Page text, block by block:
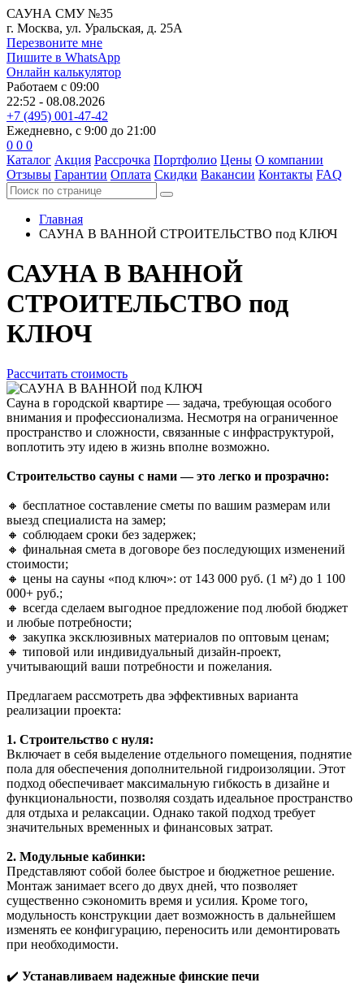
САУНА СМУ №35
г. Москва, ул. Уральская, д. 25А
Перезвоните мне
Пишите в WhatsApp
Онлайн калькулятор
Работаем с 09:00
22:52 - 08.08.2026
+7 (495) 001-47-42
Ежедневно, с 9:00 до 21:00
0 0 0
Каталог Акция Рассрочка Портфолио Цены О компании
Отзывы Гарантии Оплата Скидки Вакансии Контакты FAQ
Главная
САУНА В ВАННОЙ СТРОИТЕЛЬСТВО под КЛЮЧ
САУНА В ВАННОЙ
СТРОИТЕЛЬСТВО под
КЛЮЧ
Рассчитать стоимость
Сауна в городской квартире — задача, требующая особого
внимания и профессионализма. Несмотря на ограниченное
пространство и сложности, связанные с инфраструктурой,
воплотить эту идею в жизнь вполне возможно.
Строительство сауны с нами — это легко и прозрачно:
🔸 бесплатное составление сметы по вашим размерам или
выезд специалиста на замер;
🔸 соблюдаем сроки без задержек;
🔸 финальная смета в договоре без последующих изменений
стоимости;
🔸 цены на сауны «под ключ»: от 143 000 руб. (1 м²) до 1 100
000+ руб.;
🔸 всегда сделаем выгодное предложение под любой бюджет
и любые потребности;
🔸 закупка эксклюзивных материалов по оптовым ценам;
🔸 типовой или индивидуальный дизайн-проект,
учитывающий ваши потребности и пожелания.
Предлагаем рассмотреть два эффективных варианта
реализации проекта:
1. Строительство с нуля:
Включает в себя выделение отдельного помещения, поднятие
пола для обеспечения дополнительной гидроизоляции. Этот
подход обеспечивает максимальную гибкость в дизайне и
функциональности, позволяя создать идеальное пространство
для отдыха и релаксации. Однако такой подход требует
значительных временных и финансовых затрат.
2. Модульные кабинки:
Представляют собой более быстрое и бюджетное решение.
Монтаж занимает всего до двух дней, что позволяет
существенно сэкономить время и усилия. Кроме того,
модульность конструкции дает возможность в дальнейшем
изменять ее конфигурацию, переносить или демонтировать
при необходимости.
✔️ Устанавливаем надежные финские печи